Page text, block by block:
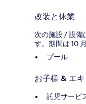
改装と休業
次の施設 / 設備
す。期間は 10
プール
お子様 & エ
託児サービ